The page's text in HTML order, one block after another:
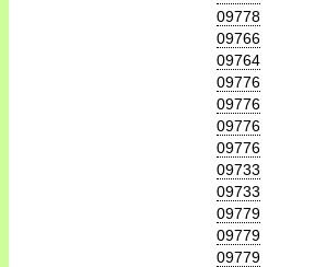
09778
09766
09764
09776
09776
09776
09776
09733
09733
09779
09779
09779